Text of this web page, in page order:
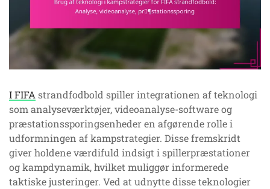
I FIFAstrandfodbold spiller integrationen af teknologi
som analyseværktøjer, videoanalyse-software og
præstationssporingsenheder en afgørende rolle i
udformningen af kampstrategier. Disse fremskridt
giver holdene værdifuld indsigt i spillerpræstationer
og kampdynamik, hvilket muliggør informerede
taktiske justeringer. Ved at udnytte disse teknologier